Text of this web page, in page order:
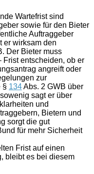
Wartefrist sind
sowie für den Bieter
Auftraggeber
er wirksam den
Der Bieter muss
Frist entscheiden, ob er
angreift oder
zur
§ 134Abs. 2 GWB über
sagt er über
und
Bietern und
sorgt die gut
für mehr Sicherheit
Frist auf einen
bleibt es bei diesem